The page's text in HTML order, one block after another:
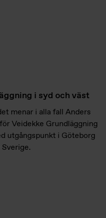
i syd och väst
menar i alla fall Anders
Veidekke Grundläggning
utgångspunkt i Göteborg